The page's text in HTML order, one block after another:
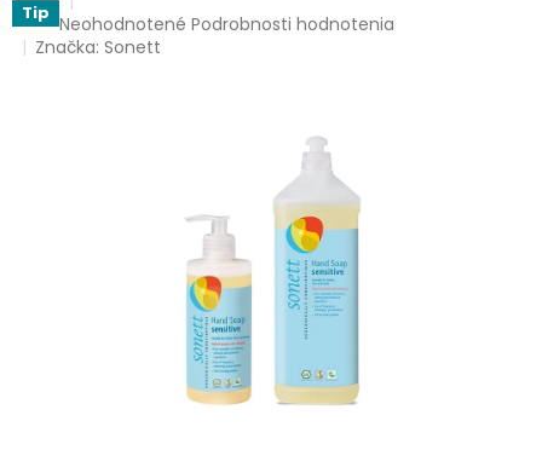
Tip Priemerné
hodnotenie
Neohodnotené Podrobnosti hodnotenia
Značka:Sonett